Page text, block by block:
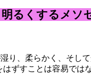
るくするメソ
り、柔らかく、そし
ずすことは容易では